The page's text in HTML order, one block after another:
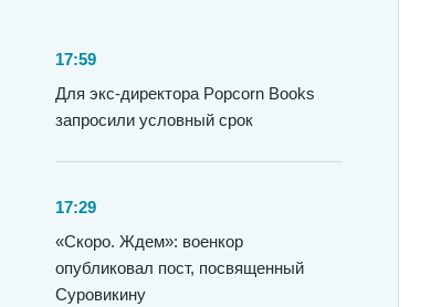
17:59
Для экс-директора Popcorn Books
запросили условный срок
17:29
«Скоро. Ждем»: военкор
опубликовал пост, посвященный
Суровикину